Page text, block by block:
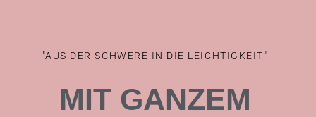
"AUS DER SCHWERE IN DIE LEICHTIGKEIT"
MIT GANZEM